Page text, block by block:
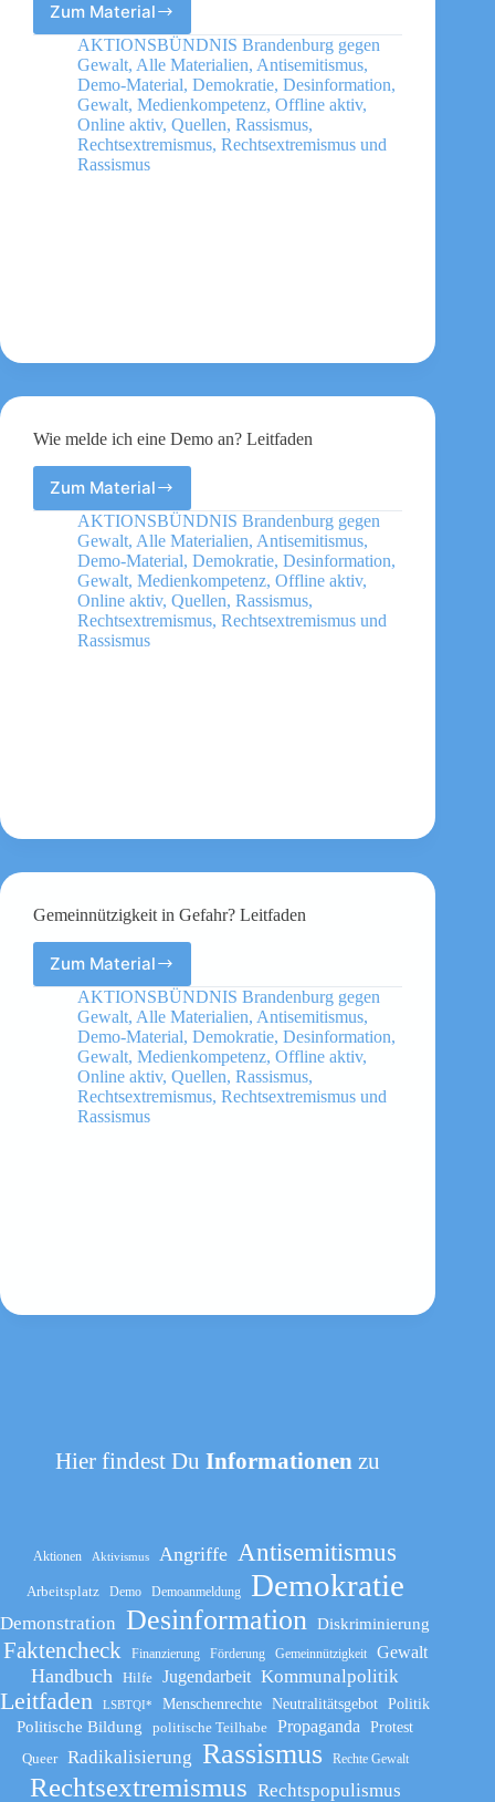
Zum Material
Was
mache
ich
als
Demo-
Ordner*in?
Leitfaden
AKTIONSBÜNDNIS Brandenburg gegen
Gewalt, Alle Materialien, Antisemitismus,
Demo-Material, Demokratie, Desinformation,
Gewalt, Medienkompetenz, Offline aktiv,
Online aktiv, Quellen, Rassismus,
Rechtsextremismus, Rechtsextremismus und
Rassismus
Wie melde ich eine Demo an? Leitfaden
Zum Material
Wie
melde
ich
eine
Demo
an?
Leitfaden
AKTIONSBÜNDNIS Brandenburg gegen
Gewalt, Alle Materialien, Antisemitismus,
Demo-Material, Demokratie, Desinformation,
Gewalt, Medienkompetenz, Offline aktiv,
Online aktiv, Quellen, Rassismus,
Rechtsextremismus, Rechtsextremismus und
Rassismus
Gemeinnützigkeit in Gefahr? Leitfaden
Zum MaterialGemeinnützigkeit
in
Gefahr?
Leitfaden
AKTIONSBÜNDNIS Brandenburg gegen
Gewalt, Alle Materialien, Antisemitismus,
Demo-Material, Demokratie, Desinformation,
Gewalt, Medienkompetenz, Offline aktiv,
Online aktiv, Quellen, Rassismus,
Rechtsextremismus, Rechtsextremismus und
Rassismus
Hier findest DuInformationenzu
Aktionen Aktivismus Angriffe Antisemitismus
Arbeitsplatz Demo Demoanmeldung Demokratie
Demonstration Desinformation Diskriminierung
Faktencheck Finanzierung Förderung Gemeinnützigkeit Gewalt
Handbuch Hilfe Jugendarbeit Kommunalpolitik
Leitfaden LSBTQI* Menschenrechte Neutralitätsgebot Politik
Politische Bildung politische Teilhabe Propaganda
Protest
Queer
Radikalisierung Rassismus Rechte Gewalt
Rechtsextremismus Rechtspopulismus